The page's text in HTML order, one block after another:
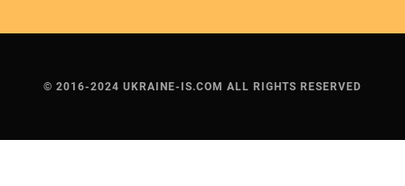
© 2016-2024 UKRAINE-IS.COM ALL RIGHTS RESERVED